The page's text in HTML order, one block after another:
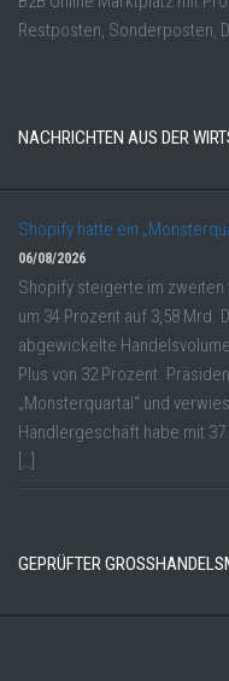
Restposten, Sonderposten,
NACHRICHTEN AUS DER
Shopify hatte ein
06/08/2026
Shopify steigerte im zweiten
um 34 Prozent auf 3,58 Mrd.
abgewickelte
Plus von 32 Prozent.
„Monsterquartal“ und
Händlergeschäft habe mit
[…]
GEPRÜFTER